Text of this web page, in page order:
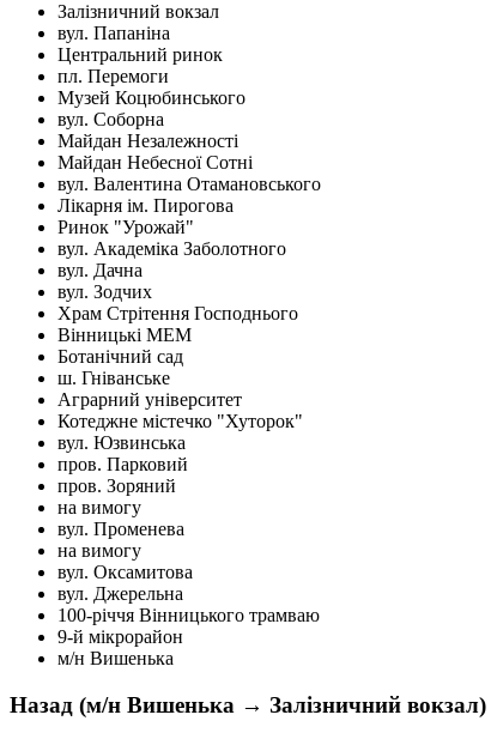
Залізничний вокзал
вул. Папаніна
Центральний ринок
пл. Перемоги
Музей Коцюбинського
вул. Соборна
Майдан Незалежності
Майдан Небесної Сотні
вул. Валентина Отамановського
Лікарня ім. Пирогова
Ринок "Урожай"
вул. Академіка Заболотного
вул. Дачна
вул. Зодчих
Храм Стрітення Господнього
Вінницькі МЕМ
Ботанічний сад
ш. Гніванське
Аграрний університет
Котеджне містечко "Хуторок"
вул. Юзвинська
пров. Парковий
пров. Зоряний
на вимогу
вул. Променева
на вимогу
вул. Оксамитова
вул. Джерельна
100-річчя Вінницького трамваю
9-й мікрорайон
м/н Вишенька
Назад (м/н Вишенька → Залізничний вокзал)